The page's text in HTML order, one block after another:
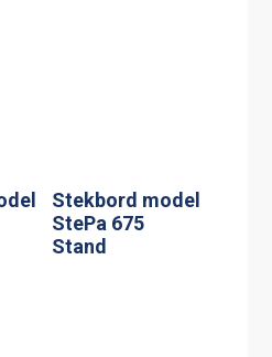
Extra Handtag
sats om 2